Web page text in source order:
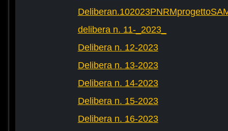
delibera n. 11-_2023_
Delibera n. 12-2023
Delibera n. 13-2023
Delibera n. 14-2023
Delibera n. 15-2023
Delibera n. 16-2023